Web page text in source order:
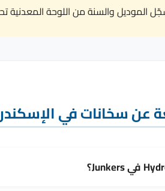
الموديل والسنة من اللوحة المعدنية
عن سخانات في